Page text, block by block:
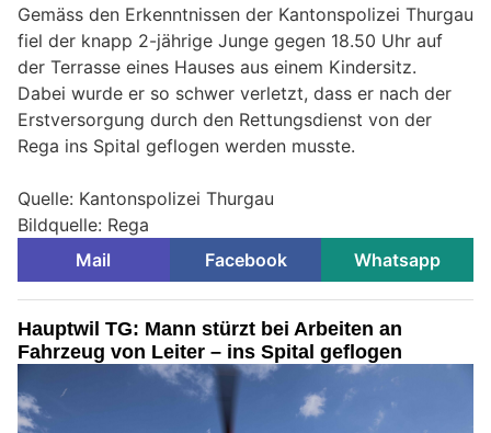
Gemäss den Erkenntnissen der Kantonspolizei Thurgau
fiel der knapp 2-jährige Junge gegen 18.50 Uhr auf
der Terrasse eines Hauses aus einem Kindersitz.
Dabei wurde er so schwer verletzt, dass er nach der
Erstversorgung durch den Rettungsdienst von der
Rega ins Spital geflogen werden musste.
Quelle: Kantonspolizei Thurgau
Bildquelle: Rega
Mail
Facebook Whatsapp
Hauptwil TG: Mann stürzt bei Arbeiten an
Fahrzeug von Leiter – ins Spital geflogen